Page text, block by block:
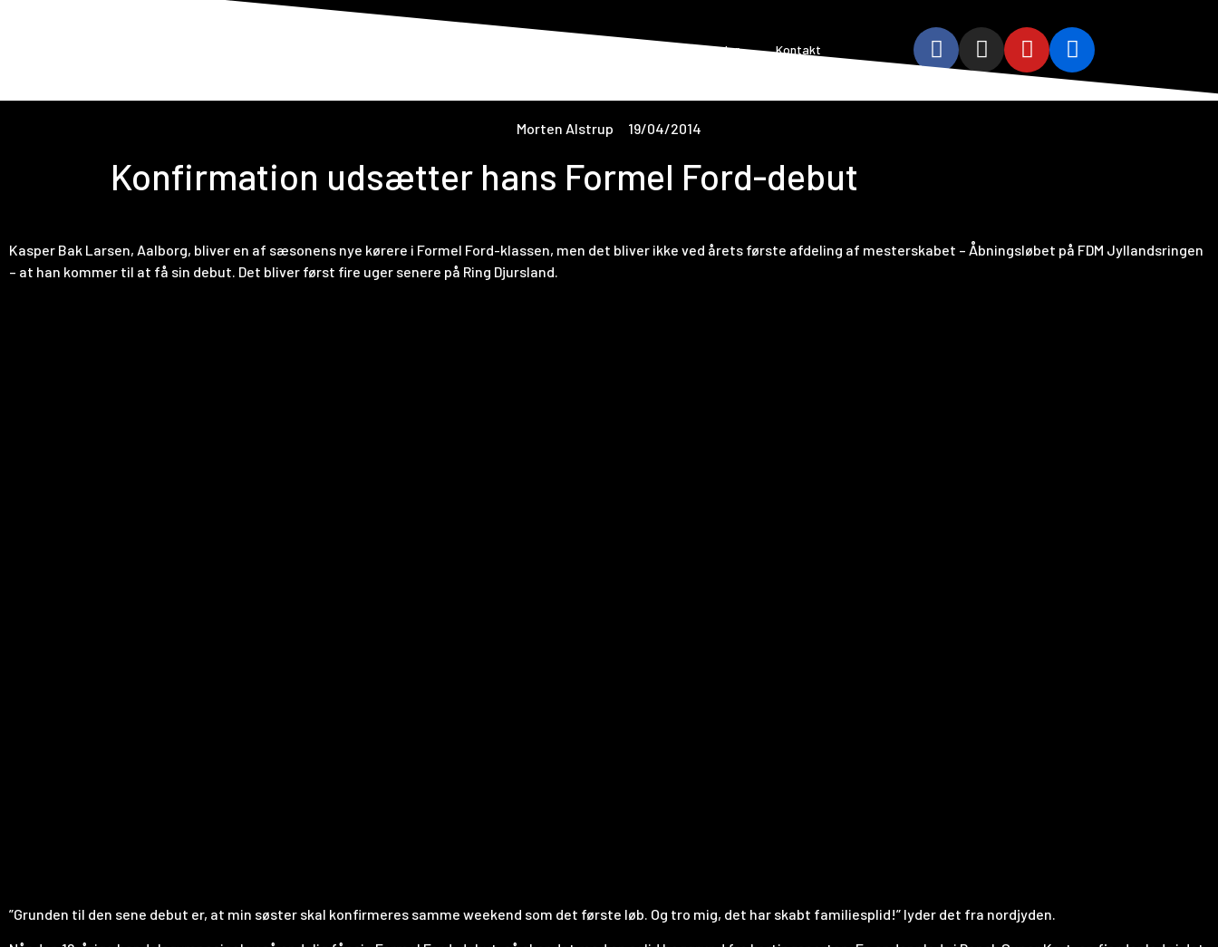
Nyheder Kontakt
Morten Alstrup 19/04/2014
Konfirmation udsætter hans Formel Ford-debut
Kasper Bak Larsen, Aalborg, bliver en af sæsonens nye kørere i Formel Ford-klassen, men det bliver ikke ved årets første afdeling af mesterskabet – Åbningsløbet på FDM Jyllandsringen
– at han kommer til at få sin debut. Det bliver først fire uger senere på Ring Djursland.
”Grunden til den sene debut er, at min søster skal konfirmeres samme weekend som det første løb. Og tro mig, det har skabt familiesplid!” lyder det fra nordjyden.